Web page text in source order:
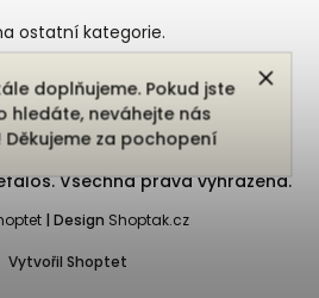
doplňujeme. Pokud jste
hledáte, neváhejte nás
za pochopení
ostatní kategorie.
Vytvořil Shoptet
. Všechna práva vyhrazena.
| Design Shoptak.cz